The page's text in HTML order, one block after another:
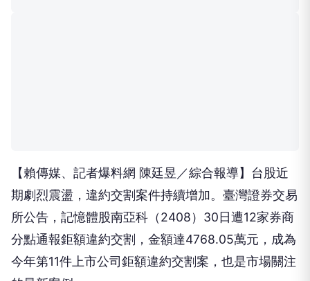
所公告，記憶體股南亞科（2408）30日遭12家券商
分點通報鉅額違約交割，金額達4768.05萬元，成為
今年第11件上市公司鉅額違約交割案，也是市場關注
的最新案例。
根據統計，30日券商申報投資人違約交割，買賣相